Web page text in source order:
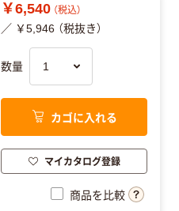
￥6,540 （税込）
／ ￥5,946 （税抜き）
数量
カゴに入れる
マイカタログ登録
商品を比較